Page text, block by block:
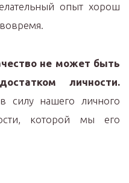
опыт хорош
не может быть
личности.
силу нашего личного
которой мы его